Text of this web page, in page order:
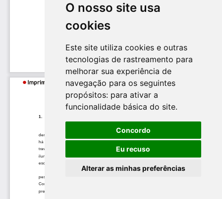
O nosso site usa
cookies
Este site utiliza cookies e outras
tecnologias de rastreamento para
melhorar sua experiência de
navegação para os seguintes
propósitos: para ativar a
funcionalidade básica do site.
Concordo
Eu recuso
Alterar as minhas preferências